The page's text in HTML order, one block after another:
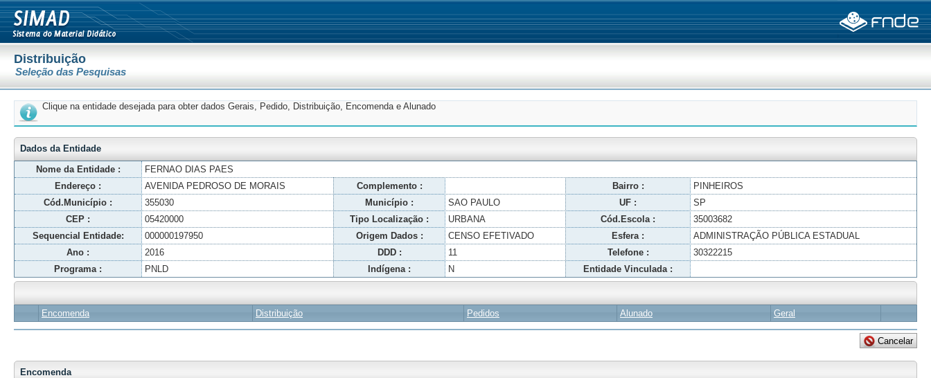
Distribuição
Seleção das Pesquisas
Clique na entidade desejada para obter dados Gerais, Pedido, Distribuição, Encomenda e Alunado
Dados da Entidade
Nome da Entidade :
FERNAO DIAS PAES
Endereço :
AVENIDA PEDROSO DE MORAIS Complemento : Bairro :
PINHEIROS
Cód.Município :
355030 Município : SAO PAULO UF :
SP
CEP :
05420000 Tipo Localização : URBANA Cód.Escola :
35003682
Sequencial Entidade:
000000197950 Origem Dados : CENSO EFETIVADO Esfera :
ADMINISTRAÇÃO PÚBLICA ESTADUAL
Ano :
2016 DDD : 11 Telefone :
30322215
Programa :
PNLD Indígena : N Entidade Vinculada :
Encomenda Distribuição Pedidos Alunado Geral
Encomenda